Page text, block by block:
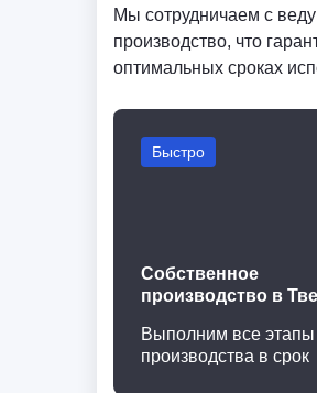
Мы сотрудничаем с
производство, что
оптимальных сроках
Быстро
Собственное
производство в
Выполним все этапы
производства в срок